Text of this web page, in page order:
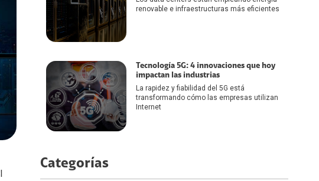
renovable e infraestructuras más eficientes
Tecnología 5G: 4 innovaciones que hoy
impactan las industrias
La rapidez y fiabilidad del 5G está
transformando cómo las empresas utilizan
Internet
Categorías